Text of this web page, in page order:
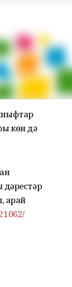
көн дә
ҡарай